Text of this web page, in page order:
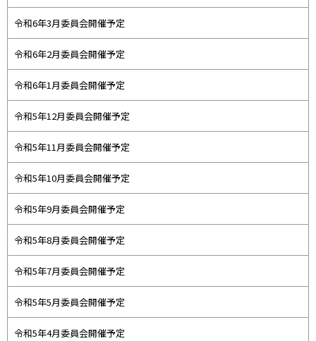
令和6年3月委員会開催予定
令和6年2月委員会開催予定
令和6年1月委員会開催予定
令和5年12月委員会開催予定
令和5年11月委員会開催予定
令和5年10月委員会開催予定
令和5年9月委員会開催予定
令和5年8月委員会開催予定
令和5年7月委員会開催予定
令和5年5月委員会開催予定
令和5年4月委員会開催予定